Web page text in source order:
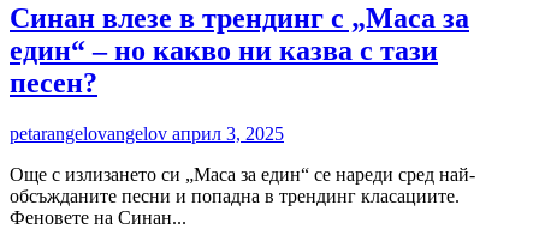
Синан влезе в трендинг с „Маса за
един“ – но какво ни казва с тази
песен?
petarangelovangelov април 3, 2025
Още с излизането си „Маса за един“ се нареди сред най-
обсъжданите песни и попадна в трендинг класациите.
Феновете на Синан...